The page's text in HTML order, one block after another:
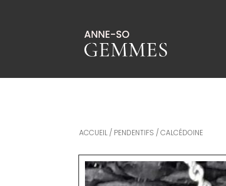
ACCUEIL / PENDENTIFS / CALCÉDOINE